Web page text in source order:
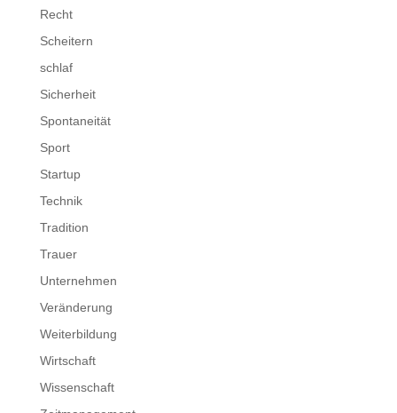
Recht
Scheitern
schlaf
Sicherheit
Spontaneität
Sport
Startup
Technik
Tradition
Trauer
Unternehmen
Veränderung
Weiterbildung
Wirtschaft
Wissenschaft